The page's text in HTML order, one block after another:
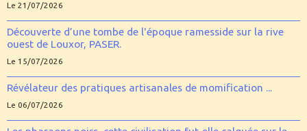
Le 21/07/2026
Découverte d’une tombe de l'époque ramesside sur la rive
ouest de Louxor, PASER.
Le 15/07/2026
Révélateur des pratiques artisanales de momification ...
Le 06/07/2026